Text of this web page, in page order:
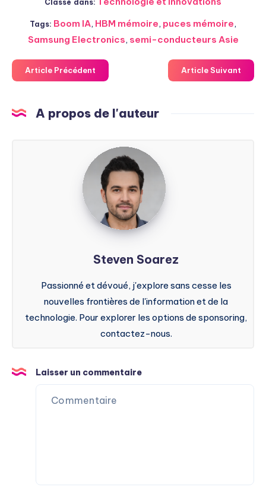
Classé dans:
Tags: Boom IA, HBM mémoire, puces mémoire,
Samsung Electronics, semi-conducteurs Asie
Article Précédent Article Suivant
A propos de l'auteur
Steven
Soarez
Steven Soarez
Passionné et dévoué, j'explore sans cesse les
nouvelles frontières de l'information et de la
technologie. Pour explorer les options de sponsoring,
contactez-nous.
Laisser un commentaire